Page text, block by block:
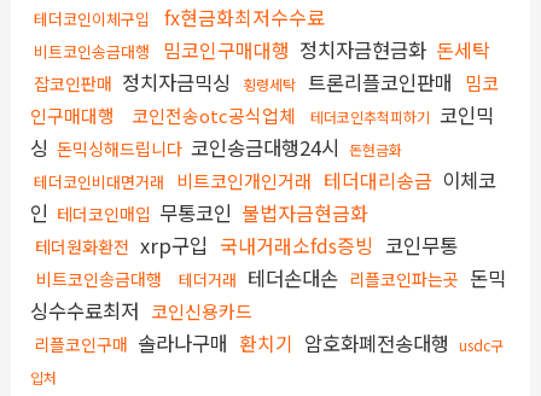
테더코인이체구입 fx현금화최저수수료
비트코인송금대행 밈코인구매대행 정치자금현금화 돈세탁
잡코인판매 정치자금믹싱 횡령세탁 트론리플코인판매
밈코
인구매대행
코인전송otc공식업체 테더코인추척피하기 코인믹
싱 돈믹싱해드립니다 코인송금대행24시 돈현금화
테더코인비대면거래 비트코인개인거래 테더대리송금 이체코
인 테더코인매입 무통코인 불법자금현금화
테더원화환전 xrp구입 국내거래소fds증빙 코인무통
비트코인송금대행 테더거래 테더손대손 리플코인파는곳 돈믹
싱수수료최저 코인신용카드
리플코인구매 솔라나구매 환치기 암호화폐전송대행
usdc구
입처